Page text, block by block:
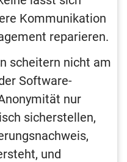
Kommunikation
reparieren.
scheitern nicht am
Software-
nur
sicherstellen,
und